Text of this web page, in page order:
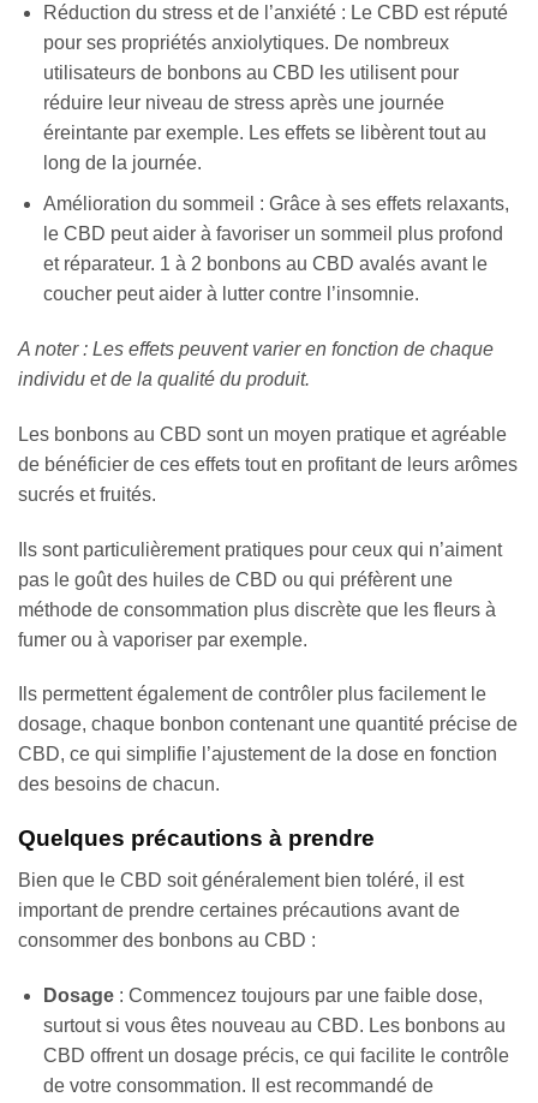
Réduction du stress et de l’anxiété : Le CBD est réputé
pour ses propriétés anxiolytiques. De nombreux
utilisateurs de bonbons au CBD les utilisent pour
réduire leur niveau de stress après une journée
éreintante par exemple. Les effets se libèrent tout au
long de la journée.
Amélioration du sommeil : Grâce à ses effets relaxants,
le CBD peut aider à favoriser un sommeil plus profond
et réparateur. 1 à 2 bonbons au CBD avalés avant le
coucher peut aider à lutter contre l’insomnie.
A noter : Les effets peuvent varier en fonction de chaque
individu et de la qualité du produit.
Les bonbons au CBD sont un moyen pratique et agréable
de bénéficier de ces effets tout en profitant de leurs arômes
sucrés et fruités.
Ils sont particulièrement pratiques pour ceux qui n’aiment
pas le goût des huiles de CBD ou qui préfèrent une
méthode de consommation plus discrète que les fleurs à
fumer ou à vaporiser par exemple.
Ils permettent également de contrôler plus facilement le
dosage, chaque bonbon contenant une quantité précise de
CBD, ce qui simplifie l’ajustement de la dose en fonction
des besoins de chacun.
Quelques précautions à prendre
Bien que le CBD soit généralement bien toléré, il est
important de prendre certaines précautions avant de
consommer des bonbons au CBD :
Dosage: Commencez toujours par une faible dose,
surtout si vous êtes nouveau au CBD. Les bonbons au
CBD offrent un dosage précis, ce qui facilite le contrôle
de votre consommation. Il est recommandé de